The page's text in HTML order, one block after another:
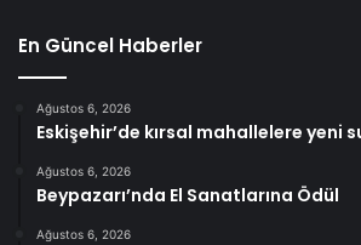
En Güncel Haberler
Ağustos 6, 2026
Eskişehir’de kırsal mahallelere yeni
Ağustos 6, 2026
Beypazarı’nda El Sanatlarına Ödül
Ağustos 6, 2026